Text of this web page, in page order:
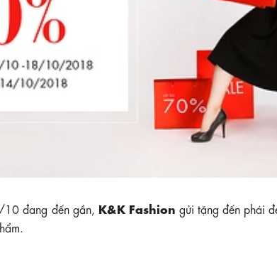
đang đến gần, K&K Fashion gửi tặng đến phái